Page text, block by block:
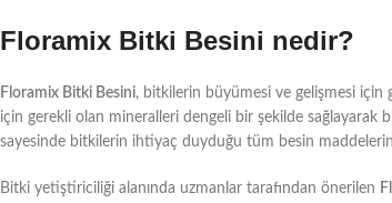
Floramix Bitki Besini nedir?
Floramix Bitki Besini, bitkilerin büyümesi ve gelişmesi için
için gerekli olan mineralleri dengeli bir şekilde sağlayarak
sayesinde bitkilerin ihtiyaç duyduğu tüm besin
Bitki yetiştiriciliği alanında uzmanlar tarafından önerilen